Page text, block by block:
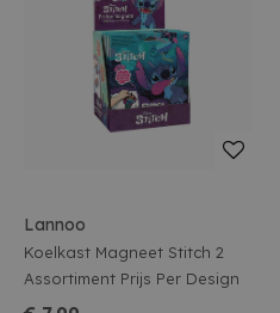
Lannoo
Koelkast Magneet Stitch 2
Assortiment Prijs Per Design